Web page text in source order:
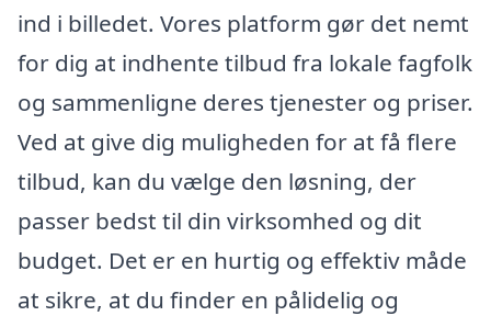
ind i billedet. Vores platform gør det nemt
for dig at indhente tilbud fra lokale fagfolk
og sammenligne deres tjenester og priser.
Ved at give dig muligheden for at få flere
tilbud, kan du vælge den løsning, der
passer bedst til din virksomhed og dit
budget. Det er en hurtig og effektiv måde
at sikre, at du finder en pålidelig og